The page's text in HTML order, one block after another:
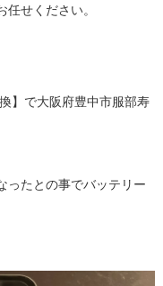
せください。
】で大阪府豊中市服部寿
ったとの事でバッテリー